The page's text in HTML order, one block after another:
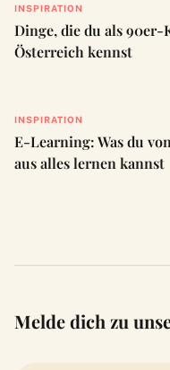
INSPIRATION
Dinge, die du als 90er-
Österreich kennst
INSPIRATION
E-Learning: Was du
aus alles lernen kannst
Melde dich zu